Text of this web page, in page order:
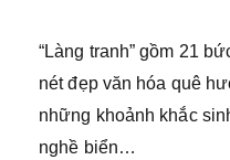
“Làng tranh” gồm 21
nét đẹp văn hóa quê
những khoảnh khắc
nghề biển…